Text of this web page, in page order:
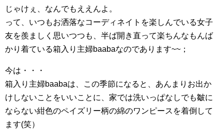
じゃけぇ、なんでもええんよ。
って、いつもお洒落なコーディネイトを楽しんでいる女子
友を羨ましく思いつつも、半ば開き直って楽ちんなもんば
かり着ている箱入り主婦baabaなのであります~~；
今は・・・
箱入り主婦baabaは、この季節になると、あんまりお出か
けしないことをいいことに、家では洗いっぱなしでも皺に
ならない紺色のペイズリー柄の綿のワンピースを着倒して
ます(笑）